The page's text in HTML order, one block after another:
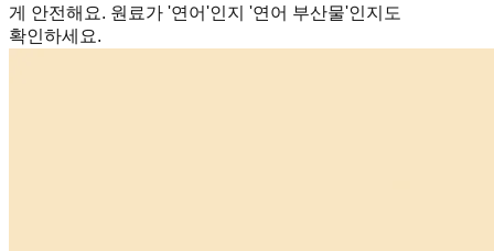
게 안전해요. 원료가 '연어'인지 '연어 부산물'인지도
확인하세요.